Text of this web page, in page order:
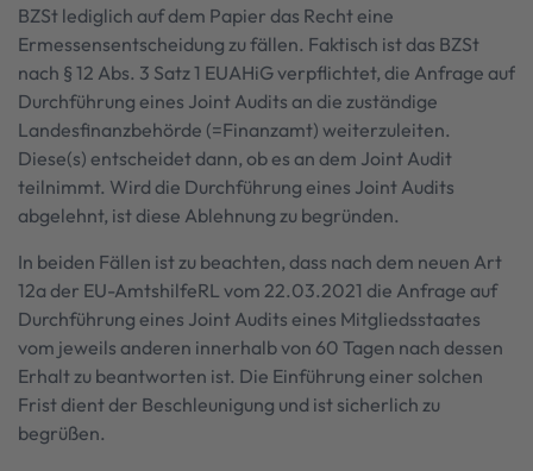
BZSt lediglich auf dem Papier das Recht eine
Ermessensentscheidung zu fällen. Faktisch ist das BZSt
nach § 12 Abs. 3 Satz 1 EUAHiG verpflichtet, die Anfrage auf
Durchführung eines Joint Audits an die zuständige
Landesfinanzbehörde (=Finanzamt) weiterzuleiten.
Diese(s) entscheidet dann, ob es an dem Joint Audit
teilnimmt. Wird die Durchführung eines Joint Audits
abgelehnt, ist diese Ablehnung zu begründen.
In beiden Fällen ist zu beachten, dass nach dem neuen Art
12a der EU-AmtshilfeRL vom 22.03.2021 die Anfrage auf
Durchführung eines Joint Audits eines Mitgliedsstaates
vom jeweils anderen innerhalb von 60 Tagen nach dessen
Erhalt zu beantworten ist. Die Einführung einer solchen
Frist dient der Beschleunigung und ist sicherlich zu
begrüßen.